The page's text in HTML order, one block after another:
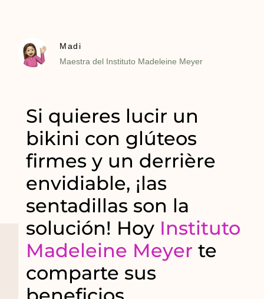
Madi
Maestra del Instituto Madeleine Meyer
Si quieres lucir un
bikini con glúteos
firmes y un derrière
envidiable, ¡las
sentadillas son la
solución! Hoy Instituto
Madeleine Meyer te
comparte sus